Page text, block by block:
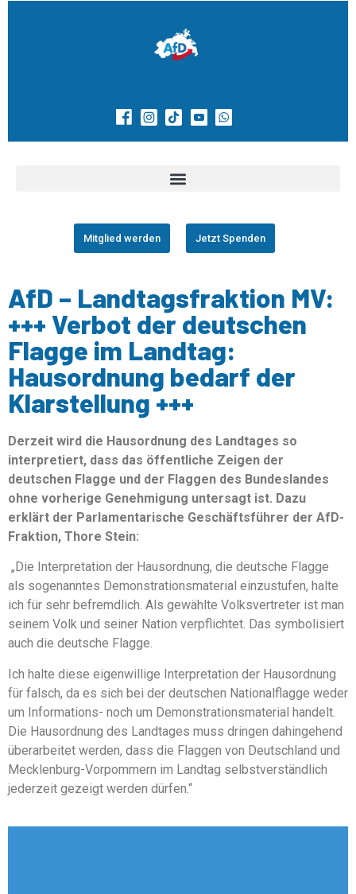
Mitglied werden Jetzt Spenden
AfD – Landtagsfraktion MV:
+++ Verbot der deutschen
Flagge im Landtag:
Hausordnung bedarf der
Klarstellung +++
Derzeit wird die Hausordnung des Landtages so
interpretiert, dass das öffentliche Zeigen der
deutschen Flagge und der Flaggen des Bundeslandes
ohne vorherige Genehmigung untersagt ist. Dazu
erklärt der Parlamentarische Geschäftsführer der AfD-
Fraktion, Thore Stein:
„Die Interpretation der Hausordnung, die deutsche Flagge
als sogenanntes Demonstrationsmaterial einzustufen, halte
ich für sehr befremdlich. Als gewählte Volksvertreter ist man
seinem Volk und seiner Nation verpflichtet. Das symbolisiert
auch die deutsche Flagge.
Ich halte diese eigenwillige Interpretation der Hausordnung
für falsch, da es sich bei der deutschen Nationalflagge weder
um Informations- noch um Demonstrationsmaterial handelt.
Die Hausordnung des Landtages muss dringen dahingehend
überarbeitet werden, dass die Flaggen von Deutschland und
Mecklenburg-Vorpommern im Landtag selbstverständlich
jederzeit gezeigt werden dürfen.“